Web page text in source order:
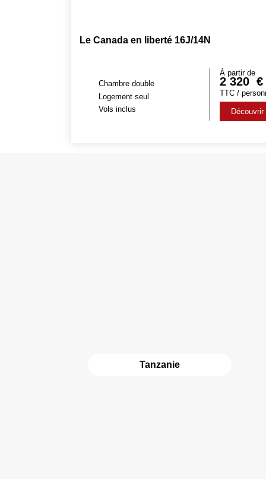
Le Canada en liberté 16J/14N
Chambre double
Logement seul
Vols inclus
À partir de
2 320 €
TTC /
Découvrir
Tanzanie